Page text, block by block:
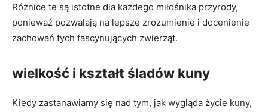
Różnice te są istotne dla każdego miłośnika przyrody,
ponieważ pozwalają na lepsze zrozumienie i docenienie
zachowań tych fascynujących zwierząt.
wielkość i kształt śladów kuny
Kiedy zastanawiamy się nad tym, jak wygląda życie kuny,